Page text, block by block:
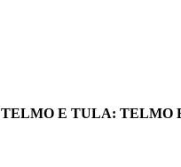
TELMO E TULA: TELMO